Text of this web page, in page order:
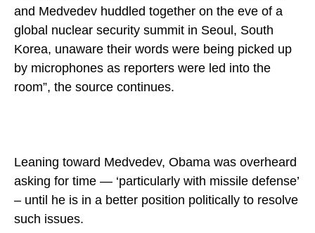
and Medvedev huddled together on the eve of a
global nuclear security summit in Seoul, South
Korea, unaware their words were being picked up
by microphones as reporters were led into the
room”, the source continues.
Leaning toward Medvedev, Obama was overheard
asking for time — ‘particularly with missile defense’
– until he is in a better position politically to resolve
such issues.